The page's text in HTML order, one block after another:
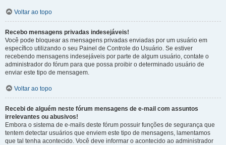
Voltar ao topo
Recebo mensagens privadas indesejáveis!
Você pode bloquear as mensagens privadas enviadas por um usuário em
específico utilizando o seu Painel de Controle do Usuário. Se estiver
recebendo mensagens indesejáveis por parte de algum usuário, contate o
administrador do fórum para que possa proibir o determinado usuário de
enviar este tipo de mensagem.
Voltar ao topo
Recebi de alguém neste fórum mensagens de e-mail com assuntos
irrelevantes ou abusivos!
Embora o sistema de e-mails deste fórum possuir funções de segurança que
tentem detectar usuários que enviem este tipo de mensagens, lamentamos
que tal tenha acontecido. Você deve informar o acontecido ao administrador